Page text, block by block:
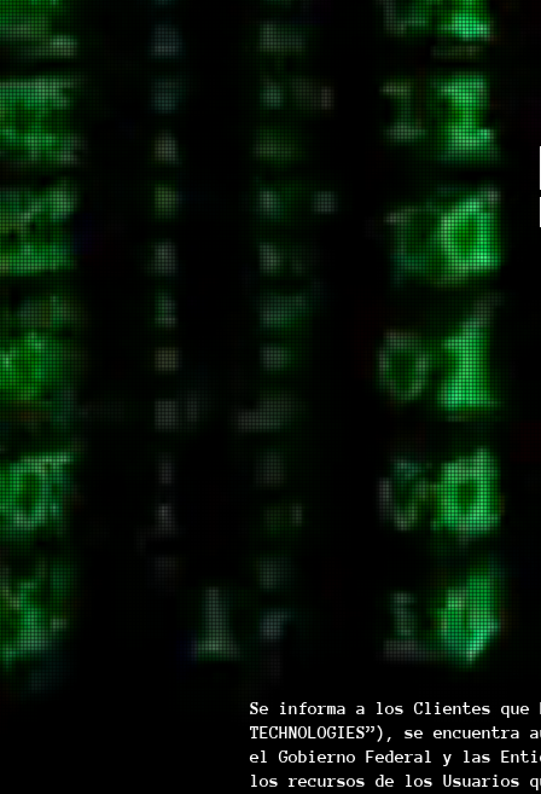
Se informa a los Clientes que
TECHNOLOGIES”), se
el Gobierno Federal y las
los recursos de los Usuarios